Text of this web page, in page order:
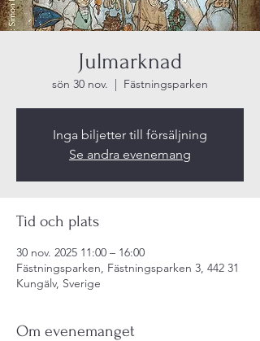
Julmarknad
sön 30 nov.
  |
Fästningsparken
Inga biljetter till försäljning
Se andra evenemang
Tid och plats
30 nov. 2025 11:00 – 16:00
Fästningsparken, Fästningsparken 3, 442 31
Kungälv, Sverige
Om evenemanget